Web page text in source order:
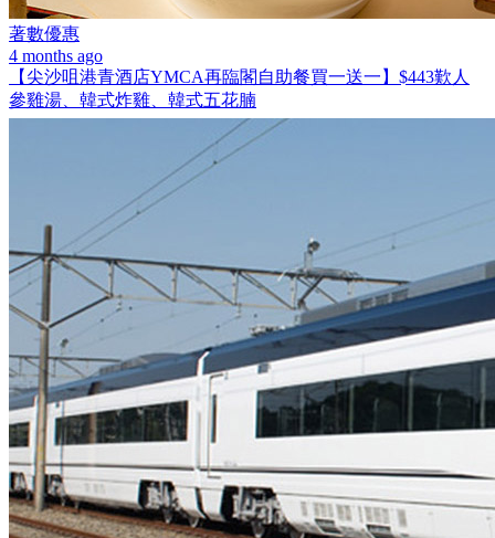
著數優惠
4 months ago
【尖沙咀港青酒店YMCA再臨閣自助餐買一送一】$443歎人
參雞湯、韓式炸雞、韓式五花腩